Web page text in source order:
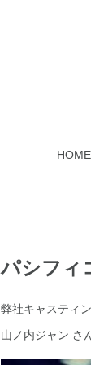
HOME
パシフィ
弊社キャスティ
山ノ内ジャン さ